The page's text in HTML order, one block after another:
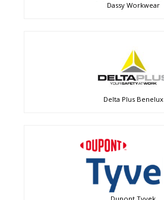
Dassy Workwear
Delta Plus Benelux